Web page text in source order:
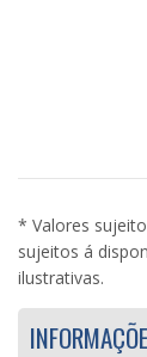
* Valores
sujeitos á
ilustrativas.